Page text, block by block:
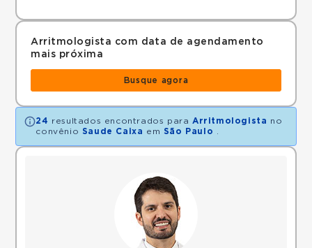
Arritmologista com data de agendamento
mais próxima
Busque agora
24 resultados encontrados para Arritmologista no
convênio Saude Caixa em São Paulo